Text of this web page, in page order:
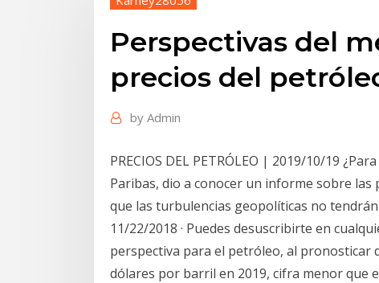
Perspectivas del
precios del
by Admin
PRECIOS DEL PETRÓLEO | 2019/10/19
Paribas, dio a conocer un informe sobre las
que las turbulencias geopolíticas no
11/22/2018 · Puedes desuscribirte en
perspectiva para el petróleo, al pronosticar
dólares por barril en 2019, cifra menor que